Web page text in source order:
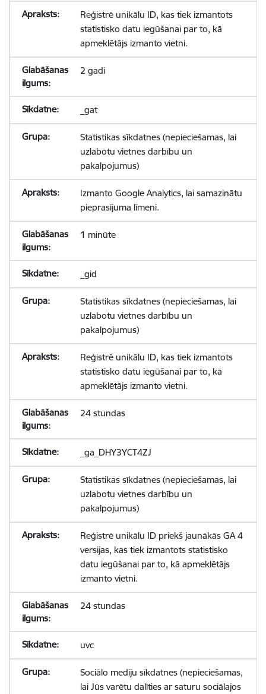
Reģistrē unikālu ID, kas tiek izmantots
statistisko datu iegūšanai par to, kā
apmeklētājs izmanto vietni.
2 gadi
_gat
Statistikas sīkdatnes (nepieciešamas, lai
uzlabotu vietnes darbību un
pakalpojumus)
Izmanto Google Analytics, lai samazinātu
pieprasījuma līmeni.
1 minūte
_gid
Statistikas sīkdatnes (nepieciešamas, lai
uzlabotu vietnes darbību un
pakalpojumus)
Reģistrē unikālu ID, kas tiek izmantots
statistisko datu iegūšanai par to, kā
apmeklētājs izmanto vietni.
24 stundas
_ga_DHY3YCT4ZJ
Statistikas sīkdatnes (nepieciešamas, lai
uzlabotu vietnes darbību un
pakalpojumus)
Reģistrē unikālu ID priekš jaunākās GA 4
versijas, kas tiek izmantots statistisko
datu iegūšanai par to, kā apmeklētājs
izmanto vietni.
24 stundas
uvc
Sociālo mediju sīkdatnes (nepieciešamas,
lai Jūs varētu dalīties ar saturu sociālajos